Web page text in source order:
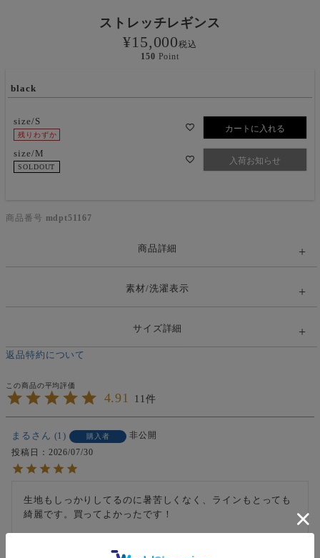
ストレッチレギンス
¥15,000税込
150 Point
black
size/S
残りわずか
カートに入れる
size/M
SOLDOUT
入荷お知らせ
商品番号 mdpt51167
商品詳細
素材/洗濯表示
サイズ詳細
返品特約について
4.91 11
まる 1 購入者
非公開
投稿日
2026/07/30
生地もしっかりしてるのに暑苦しくなく、ラインもとっても
綺麗です。買ってよかったです！